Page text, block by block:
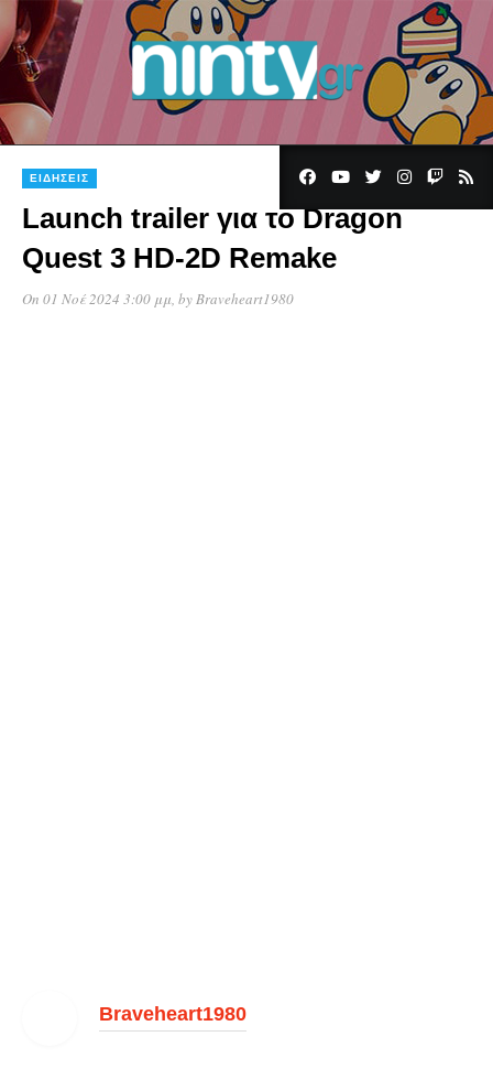
ΕΙΔΉΣΕΙΣ
Launch trailer για το Dragon
Quest 3 HD-2D Remake
On 01 Νοέ 2024 3:00 μμ, byBraveheart1980
Braveheart1980